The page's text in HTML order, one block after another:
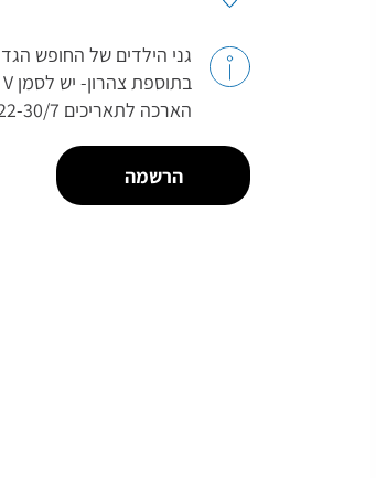
הארכה לתאריכים 22-30/7 יש לסמן V בתוספת הארכה
הרשמה